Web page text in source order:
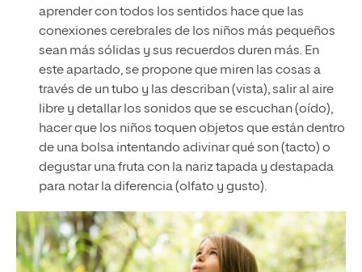
aprender con todos los sentidos hace que las
conexiones cerebrales de los niños más pequeños
sean más sólidas y sus recuerdos duren más. En
este apartado, se propone que miren las cosas a
través de un tubo y las describan (vista), salir al aire
libre y detallar los sonidos que se escuchan (oído),
hacer que los niños toquen objetos que están dentro
de una bolsa intentando adivinar qué son (tacto) o
degustar una fruta con la nariz tapada y destapada
para notar la diferencia (olfato y gusto).